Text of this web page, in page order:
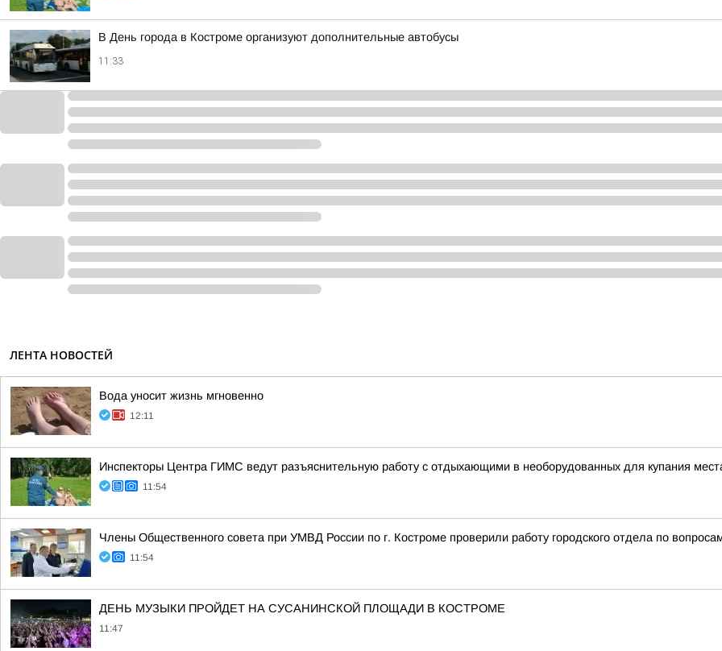
В День города в Костроме организуют дополнительные автобусы
11:33
ЛЕНТА НОВОСТЕЙ
Вода уносит жизнь мгновенно
12:11
Инспекторы Центра ГИМС ведут разъяснительную работу с отдыхающими в необорудованных для купания
11:54
Члены Общественного совета при УМВД России по г. Костроме проверили работу городского отдела по
11:54
ДЕНЬ МУЗЫКИ ПРОЙДЕТ НА СУСАНИНСКОЙ ПЛОЩАДИ В КОСТРОМЕ
11:47